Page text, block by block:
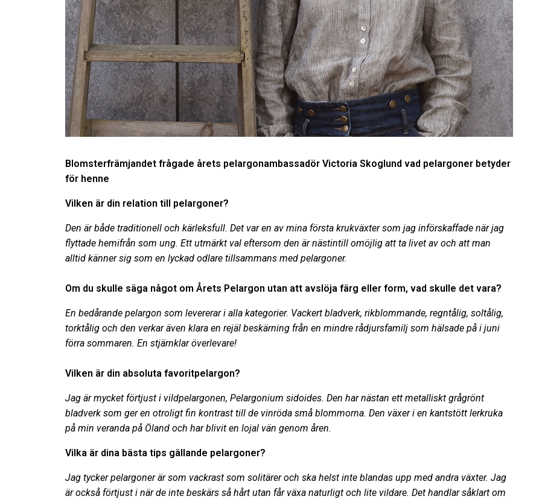
Blomsterfrämjandet frågade årets pelargonambassadör Victoria Skoglund vad pelargoner betyder
för henne
Vilken är din relation till pelargoner?
Den är både traditionell och kärleksfull. Det var en av mina första krukväxter som jag införskaffade när jag
flyttade hemifrån som ung. Ett utmärkt val eftersom den är nästintill omöjlig att ta livet av och att man
alltid känner sig som en lyckad odlare tillsammans med pelargoner.
Om du skulle säga något om Årets Pelargon utan att avslöja färg eller form, vad skulle det vara?
En bedårande pelargon som levererar i alla kategorier. Vackert bladverk, rikblommande, regntålig, soltålig,
torktålig och den verkar även klara en rejäl beskärning från en mindre rådjursfamilj som hälsade på i juni
förra sommaren. En stjärnklar överlevare!
Vilken är din absoluta favoritpelargon?
Jag är mycket förtjust i vildpelargonen, Pelargonium sidoides. Den har nästan ett metalliskt grågrönt
bladverk som ger en otroligt fin kontrast till de vinröda små blommorna. Den växer i en kantstött lerkruka
på min veranda på Öland och har blivit en lojal vän genom åren.
Vilka är dina bästa tips gällande pelargoner?
Jag tycker pelargoner är som vackrast som solitärer och ska helst inte blandas upp med andra växter. Jag
är också förtjust i när de inte beskärs så hårt utan får växa naturligt och lite vildare. Det handlar såklart om